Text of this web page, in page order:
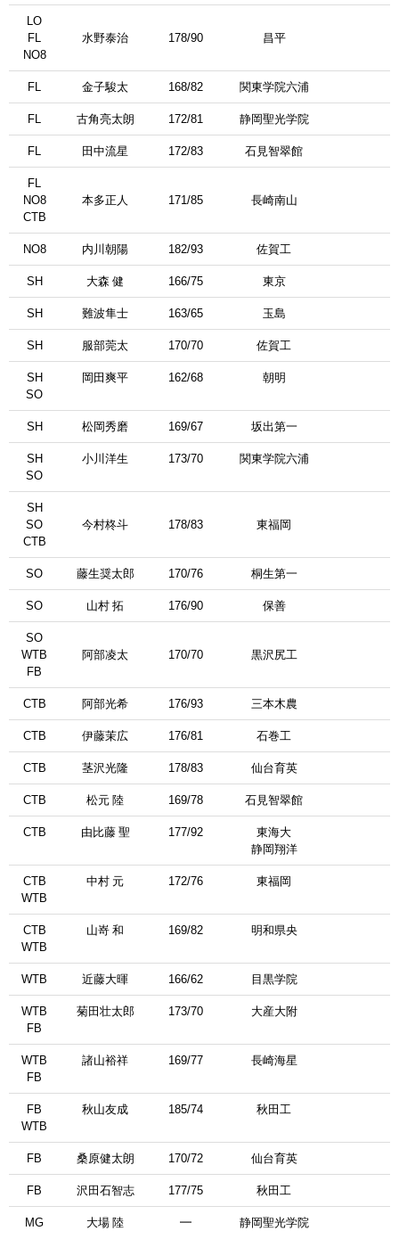
LО
FL
NO8
水野泰治 178/90 昌平
FL 金子駿太 168/82 関東学院六浦
FL 古角亮太朗 172/81 静岡聖光学院
FL 田中流星 172/83 石見智翠館
FL
NO8
CTB
本多正人 171/85 長崎南山
NO8 内川朝陽 182/93 佐賀工
SH 大森 健 166/75 東京
SH 難波隼士 163/65 玉島
SH 服部莞太 170/70 佐賀工
SH
SO
岡田爽平 162/68 朝明
SH 松岡秀磨 169/67 坂出第一
SH
SO
小川洋生 173/70 関東学院六浦
SH
SO
CTB
今村柊斗 178/83 東福岡
SO 藤生奨太郎 170/76 桐生第一
SO 山村 拓 176/90 保善
SO
WTB
FB
阿部凌太 170/70 黒沢尻工
CTB 阿部光希 176/93 三本木農
CTB 伊藤茉広 176/81 石巻工
CTB 茎沢光隆 178/83 仙台育英
CTB 松元 陸 169/78 石見智翠館
CTB 由比藤 聖 177/92
東海大
静岡翔洋
CTB
WTB
中村 元 172/76 東福岡
CTB
WTB
山嵜 和 169/82 明和県央
WTB 近藤大暉 166/62 目黒学院
WTB
FB
菊田壮太郎 173/70 大産大附
WTB
FB
諸山裕祥 169/77 長崎海星
FB
WTB
秋山友成 185/74 秋田工
FB 桑原健太朗 170/72 仙台育英
FB 沢田石智志 177/75 秋田工
MG 大場 陸 ━ 静岡聖光学院